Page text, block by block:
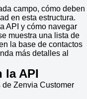
campo, cómo deben
en esta estructura.
API y cómo navegar
muestra una lista de
la base de contactos
más detalles al
la API
de Zenvia Customer